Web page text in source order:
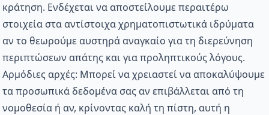
κράτηση. Ενδέχεται να αποστείλουμε περαιτέρω
στοιχεία στα αντίστοιχα χρηματοπιστωτικά ιδρύματα
αν το θεωρούμε αυστηρά αναγκαίο για τη διερεύνηση
περιπτώσεων απάτης και για προληπτικούς λόγους.
Αρμόδιες αρχές: Μπορεί να χρειαστεί να αποκαλύψουμε
τα προσωπικά δεδομένα σας αν επιβάλλεται από τη
νομοθεσία ή αν, κρίνοντας καλή τη πίστη, αυτή η